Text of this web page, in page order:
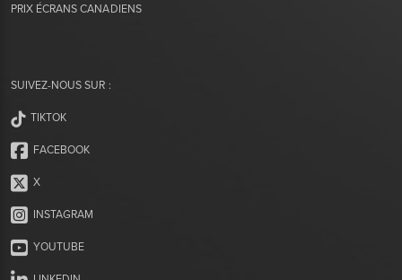
PRIX ÉCRANS CANADIENS
SUIVEZ-NOUS SUR :
TIKTOK
FACEBOOK
X
INSTAGRAM
YOUTUBE